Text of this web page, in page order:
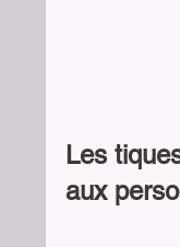
Les
aux